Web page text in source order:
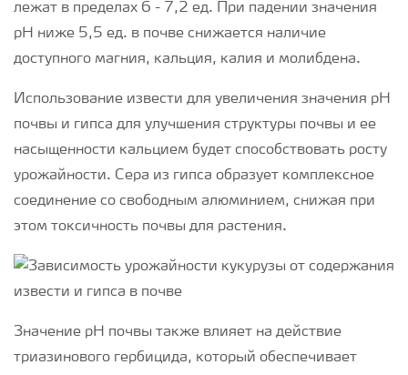
лежат в пределах 6 - 7,2 ед. При падении значения
рН ниже 5,5 ед. в почве снижается наличие
доступного магния, кальция, калия и молибдена.
Использование извести для увеличения значения рН
почвы и гипса для улучшения структуры почвы и ее
насыщенности кальцием будет способствовать росту
урожайности. Сера из гипса образует комплексное
соединение со свободным алюминием, снижая при
этом токсичность почвы для растения.
Значение рН почвы также влияет на действие
триазинового гербицида, который обеспечивает